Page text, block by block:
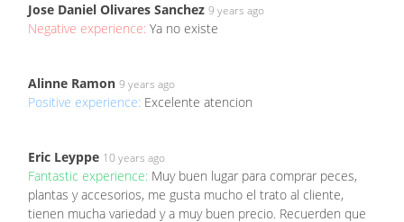
Jose Daniel Olivares Sanchez 9 years ago
Negative experience: Ya no existe
Alinne Ramon 9 years ago
Positive experience: Excelente atencion
Eric Leyppe 10 years ago
Fantastic experience: Muy buen lugar para comprar peces,
plantas y accesorios, me gusta mucho el trato al cliente,
tienen mucha variedad y a muy buen precio. Recuerden que